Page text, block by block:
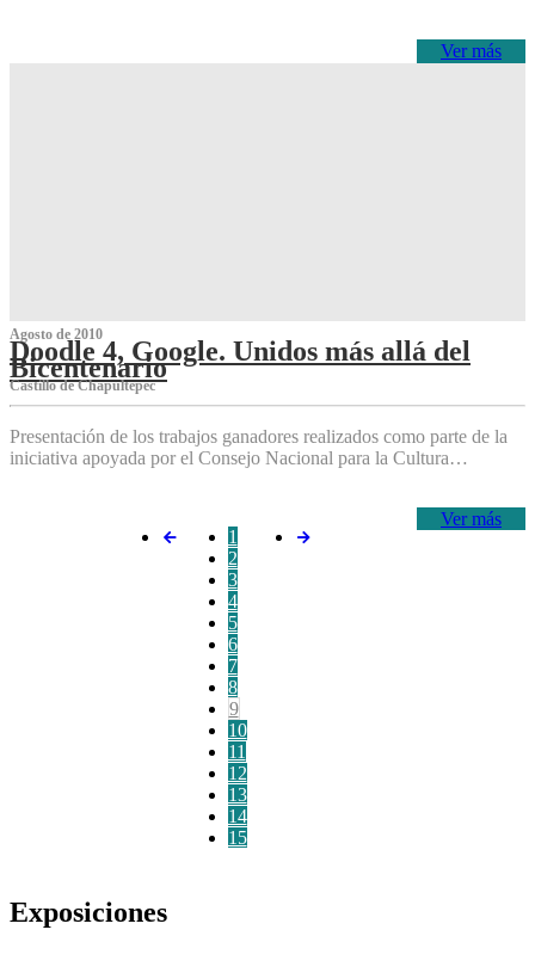
Ver más
Agosto de 2010
Doodle 4, Google. Unidos más allá del
Bicentenario
Castillo de Chapultepec
Presentación de los trabajos ganadores realizados como parte de la
iniciativa apoyada por el Consejo Nacional para la Cultura…
Ver más
1
2
3
4
5
6
7
8
9
10
11
12
13
14
15
Exposiciones